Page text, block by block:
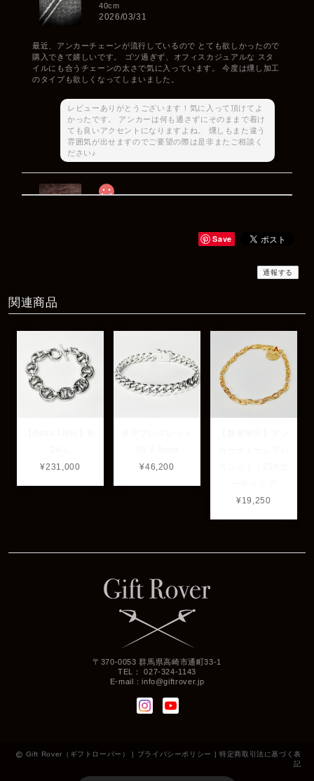
40cm
2026/03/31
最近、アンカーチェーンが流行しているので とても欲しかったので
購入できて嬉しいです。 ゴツ過ぎず、オフィスカジュアルな スタ
イルにも合うチェーンの太さで気に入っています。 今度は燻し加工
のタイプも欲しくなってしまいました。
レビューありがとうございます！気に入って頂けてよ
かったです。 アンカーは何も通さずにそのままで着け
ても良いアクセントになりますよね。 燻しもまた違う
雰囲気が出せますのでご要望の際は是非またご相談く
ださい♪
Save
通報する
関連商品
¥231,000
¥46,200
¥19,250
〒370-0053 群馬県高崎市通町33-1
TEL： 027-324-1143
E-mail：info@giftrover.jp
Gift Rover（ギフトローバー） | プライバシーポリシー | 特定商取引法に基づく表
記